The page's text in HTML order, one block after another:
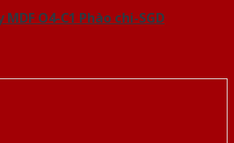
O4-C1 Phào chi-SGD